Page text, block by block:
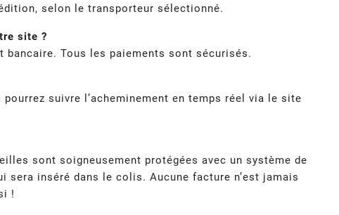
selon le transporteur sélectionné.
site ?
bancaire. Tous les paiements sont sécurisés.
suivre l’acheminement en temps réel via le site
sont soigneusement protégées avec un système de
sera inséré dans le colis. Aucune facture n’est jamais
!